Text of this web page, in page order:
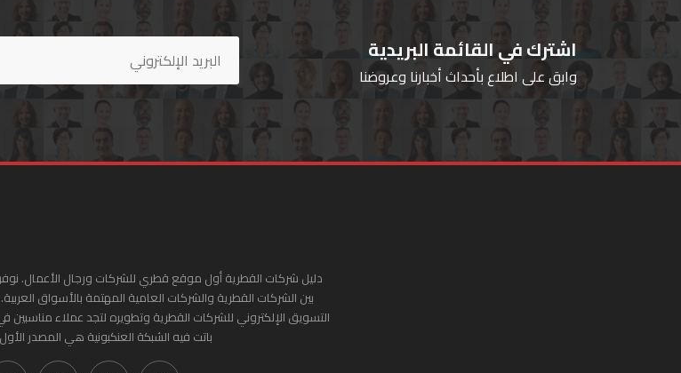
اشترك في القائمة البريدية
وابق على اطلاع بأحداث أخبارنا وعروضنا
دليل شركات القطرية أول موقع قطري للشركات ورجال الأعمال. نوفر
بين الشركات القطرية والشركات العامية المهتمة بالأسواق
التسويق الإلكتروني للشركات القطرية وتطويره لتجد عملاء
باتت فيه الشبكة العنكبونية هي المصدر